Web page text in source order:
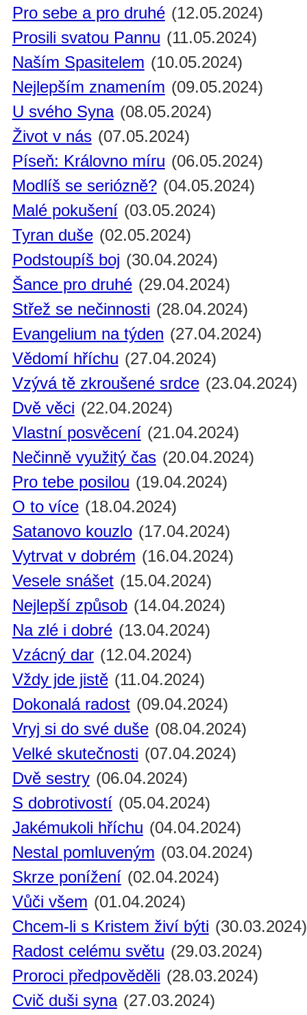
Pro sebe a pro druhé (12.05.2024)
Prosili svatou Pannu (11.05.2024)
Naším Spasitelem (10.05.2024)
Nejlepším znamením (09.05.2024)
U svého Syna (08.05.2024)
Život v nás (07.05.2024)
Píseň: Královno míru (06.05.2024)
Modlíš se seriózně? (04.05.2024)
Malé pokušení (03.05.2024)
Tyran duše (02.05.2024)
Podstoupíš boj (30.04.2024)
Šance pro druhé (29.04.2024)
Střež se nečinnosti (28.04.2024)
Evangelium na týden (27.04.2024)
Vědomí hříchu (27.04.2024)
Vzývá tě zkroušené srdce (23.04.2024)
Dvě věci (22.04.2024)
Vlastní posvěcení (21.04.2024)
Nečinně využitý čas (20.04.2024)
Pro tebe posilou (19.04.2024)
O to více (18.04.2024)
Satanovo kouzlo (17.04.2024)
Vytrvat v dobrém (16.04.2024)
Vesele snášet (15.04.2024)
Nejlepší způsob (14.04.2024)
Na zlé i dobré (13.04.2024)
Vzácný dar (12.04.2024)
Vždy jde jistě (11.04.2024)
Dokonalá radost (09.04.2024)
Vryj si do své duše (08.04.2024)
Velké skutečnosti (07.04.2024)
Dvě sestry (06.04.2024)
S dobrotivostí (05.04.2024)
Jakémukoli hříchu (04.04.2024)
Nestal pomluveným (03.04.2024)
Skrze ponížení (02.04.2024)
Vůči všem (01.04.2024)
Chcem-li s Kristem živí býti (30.03.2024)
Radost celému světu (29.03.2024)
Proroci předpověděli (28.03.2024)
Cvič duši syna (27.03.2024)